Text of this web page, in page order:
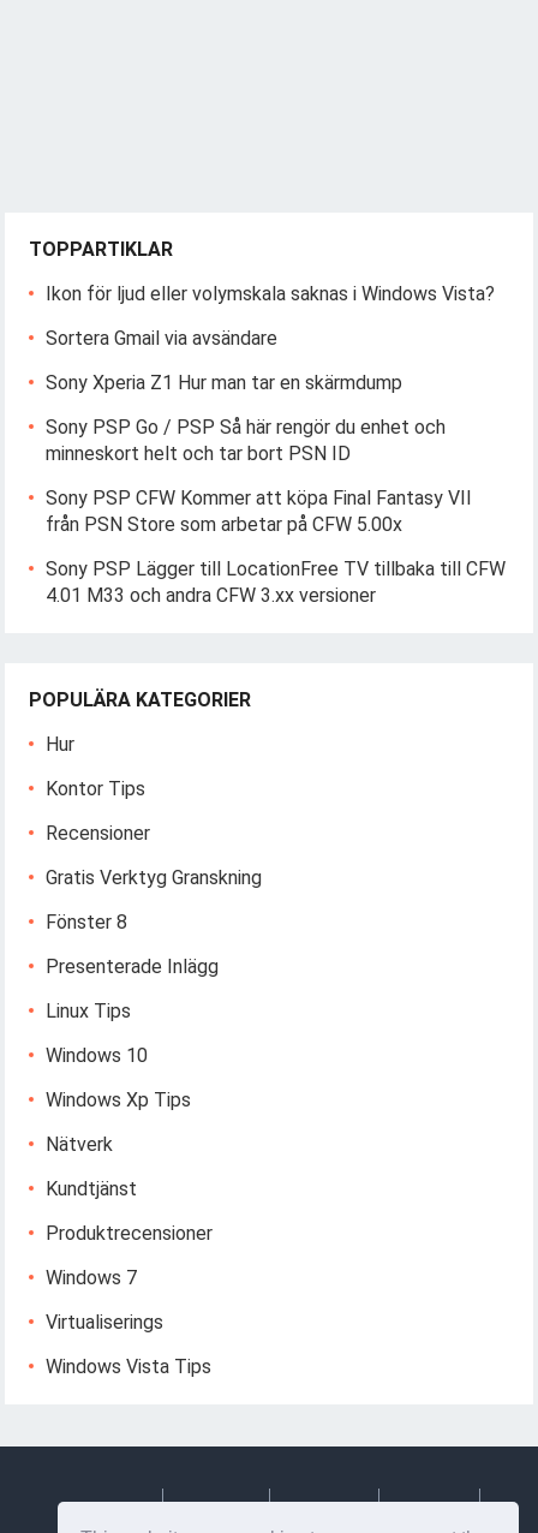
TOPPARTIKLAR
Ikon för ljud eller volymskala saknas i Windows Vista?
Sortera Gmail via avsändare
Sony Xperia Z1 Hur man tar en skärmdump
Sony PSP Go / PSP Så här rengör du enhet och
minneskort helt och tar bort PSN ID
Sony PSP CFW Kommer att köpa Final Fantasy VII
från PSN Store som arbetar på CFW 5.00x
Sony PSP Lägger till LocationFree TV tillbaka till CFW
4.01 M33 och andra CFW 3.xx versioner
POPULÄRA KATEGORIER
Hur
Kontor Tips
Recensioner
Gratis Verktyg Granskning
Fönster 8
Presenterade Inlägg
Linux Tips
Windows 10
Windows Xp Tips
Nätverk
Kundtjänst
Produktrecensioner
Windows 7
Virtualiserings
Windows Vista Tips